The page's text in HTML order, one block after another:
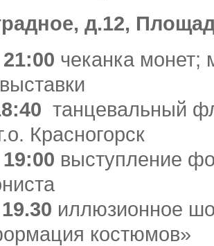
д.12,
чеканка монет;
танцевальный
Красногорск
выступление
иллюзионное
костюмов»